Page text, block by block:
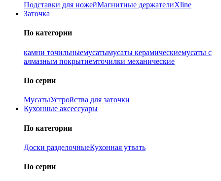
Подставки для ножейМагнитные держателиXline
Заточка
По категории
камни точильныемусатымусаты керамическиемусаты с
алмазным покрытиемточилки механические
По серии
МусатыУстройства для заточки
Кухонные аксессуары
По категории
Доски разделочныеКухонная утвать
По серии